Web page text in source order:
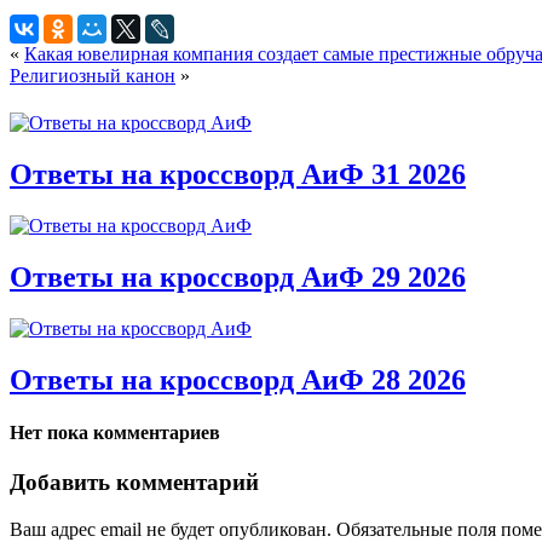
« Какая ювелирная компания создает самые престижные
Религиозный канон »
Ответы на кроссворд АиФ 31 2026
Ответы на кроссворд АиФ 29 2026
Ответы на кроссворд АиФ 28 2026
Нет пока комментариев
Добавить комментарий
Ваш адрес email не будет опубликован. Обязательные поля